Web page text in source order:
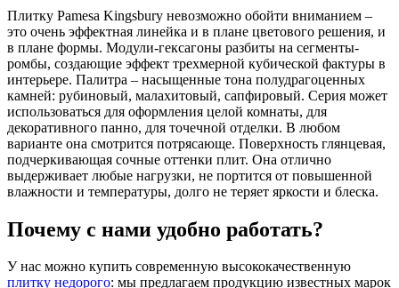
Плитку Pamesa Kingsbury невозможно обойти вниманием –
это очень эффектная линейка и в плане цветового решения, и
в плане формы. Модули-гексагоны разбиты на сегменты-
ромбы, создающие эффект трехмерной кубической фактуры в
интерьере. Палитра – насыщенные тона полудрагоценных
камней: рубиновый, малахитовый, сапфировый. Серия может
использоваться для оформления целой комнаты, для
декоративного панно, для точечной отделки. В любом
варианте она смотрится потрясающе. Поверхность глянцевая,
подчеркивающая сочные оттенки плит. Она отлично
выдерживает любые нагрузки, не портится от повышенной
влажности и температуры, долго не теряет яркости и блеска.
Почему с нами удобно работать?
У нас можно купить современную высококачественную
плитку недорого: мы предлагаем продукцию известных марок